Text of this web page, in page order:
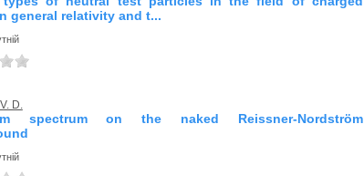
general relativity and t...
D.
spectrum on the naked Reissner-Nordström